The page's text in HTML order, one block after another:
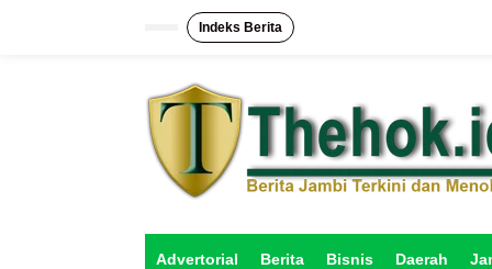
Indeks Berita
Advertorial Berita Bisnis Daerah